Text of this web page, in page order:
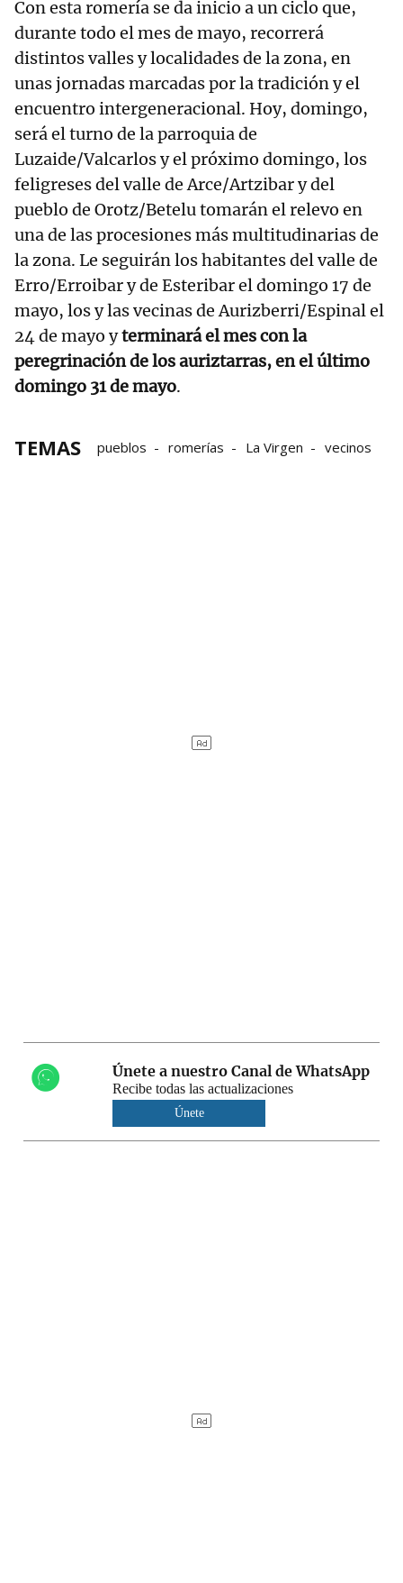
Con esta romería se da inicio a un ciclo que,
durante todo el mes de mayo, recorrerá
distintos valles y localidades de la zona, en
unas jornadas marcadas por la tradición y el
encuentro intergeneracional. Hoy, domingo,
será el turno de la parroquia de
Luzaide/Valcarlos y el próximo domingo, los
feligreses del valle de Arce/Artzibar y del
pueblo de Orotz/Betelu tomarán el relevo en
una de las procesiones más multitudinarias de
la zona. Le seguirán los habitantes del valle de
Erro/Erroibar y de Esteribar el domingo 17 de
mayo, los y las vecinas de Aurizberri/Espinal el
24 de mayo yterminará el mes con la
peregrinación de los auriztarras, en el último
domingo 31 de mayo.
TEMAS pueblos romerías La Virgen vecinos
Únete a nuestro Canal de WhatsApp
Recibe todas las actualizaciones
Únete